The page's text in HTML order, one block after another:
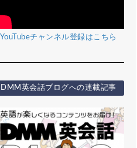
YouTubeチャンネル登録はこちら
DMM英会話ブログへの連載記事